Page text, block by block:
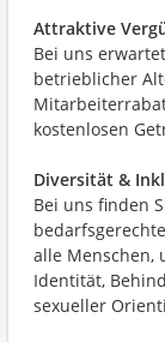
Attraktive
Bei uns
betrieblicher
kostenlosen
Diversität &
Bei uns finden
alle Menschen,
Identität,
sexueller